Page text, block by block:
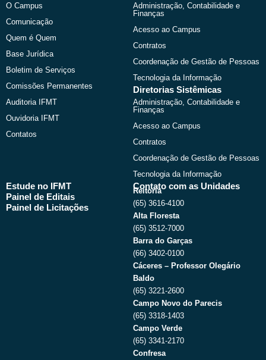
o
k
O Campus
Comunicação
Quem é Quem
Base Jurídica
Boletim de Serviços
Comissões Permanentes
Auditoria IFMT
Ouvidoria IFMT
Contatos
Administração, Contabilidade e
Finanças
Acesso ao Campus
Contratos
Coordenação de Gestão de Pessoas
Tecnologia da Informação
Diretorias Sistêmicas
Administração, Contabilidade e
Finanças
Acesso ao Campus
Contratos
Coordenação de Gestão de Pessoas
Tecnologia da Informação
Estude no IFMT
Painel de Editais
Painel de Licitações
Contato com as Unidades
Reitoria
(65) 3616-4100
Alta Floresta
(65) 3512-7000
Barra do Garças
(66) 3402-0100
Cáceres – Professor Olegário
Baldo
(65) 3221-2600
Campo Novo do Parecis
(65) 3318-1403
Campo Verde
(65) 3341-2170
Confresa